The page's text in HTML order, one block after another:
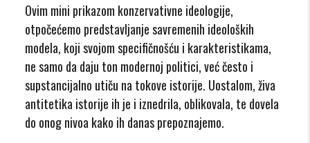
Ovim mini prikazom konzervativne ideologije,
otpočećemo predstavljanje savremenih ideoloških
modela, koji svojom specifičnošću i karakteristikama,
ne samo da daju ton modernoj politici, već često i
supstancijalno utiču na tokove istorije. Uostalom, živa
antitetika istorije ih je i iznedrila, oblikovala, te dovela
do onog nivoa kako ih danas prepoznajemo.